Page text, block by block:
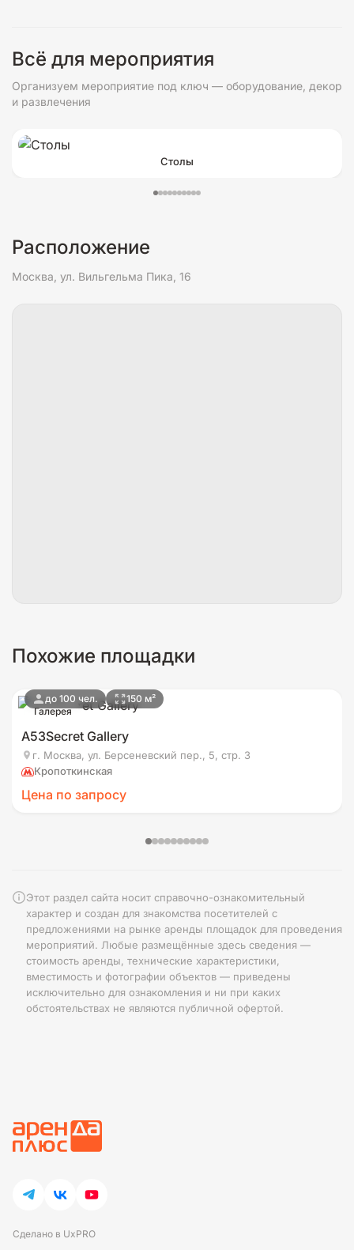
Всё для мероприятия
Организуем мероприятие под ключ — оборудование, декор
и развлечения
Столы
Расположение
Москва, ул. Вильгельма Пика, 16
Похожие площадки
Галерея
до 100 чел. 150 м²
А53Secret Gallery
г. Москва, ул. Берсеневский пер., 5, стр. 3
Кропоткинская
Цена по запросу
Этот раздел сайта носит справочно-ознакомительный
характер и создан для знакомства посетителей с
предложениями на рынке аренды площадок для проведения
мероприятий. Любые размещённые здесь сведения —
стоимость аренды, технические характеристики,
вместимость и фотографии объектов — приведены
исключительно для ознакомления и ни при каких
обстоятельствах не являются публичной офертой.
Сделано в UxPRO